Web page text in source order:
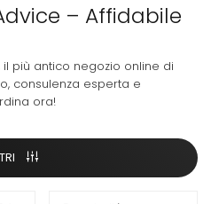
– Affidabile
più antico negozio online di
consulenza esperta e
ora!